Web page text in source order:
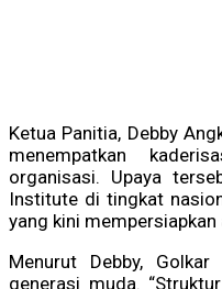
Ketua Panitia, Debby
menempatkan
organisasi. Upaya
Institute di tingkat
yang kini
Menurut Debby,
generasi muda.